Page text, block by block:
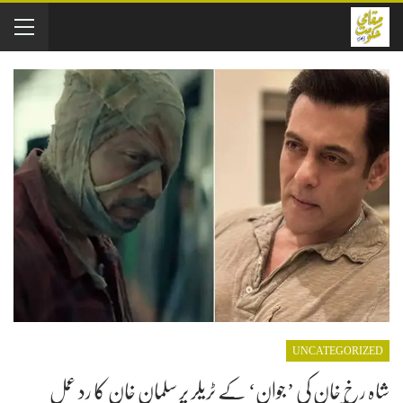
UNCATEGORIZED
شاہ رخ خان کی ’جوان‘ کے ٹریلر پر سلمان خان کا رد عمل